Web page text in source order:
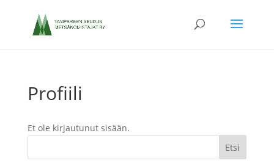
Profiili
Et ole kirjautunut sisään.
Etsi